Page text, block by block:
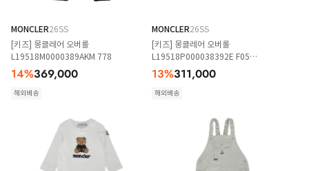
MONCLER26SS
[키즈] 몽클레어 오버롤
L19518M0000389AKM 778
14%369,000
해외배송
MONCLER26SS
[키즈] 몽클레어 오버롤
L19518P000038392E F05
WHITEPINK
13%311,000
해외배송